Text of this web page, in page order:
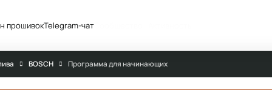
прошивокTelegram-чатСообщество
BOSCH Программа для начинающих